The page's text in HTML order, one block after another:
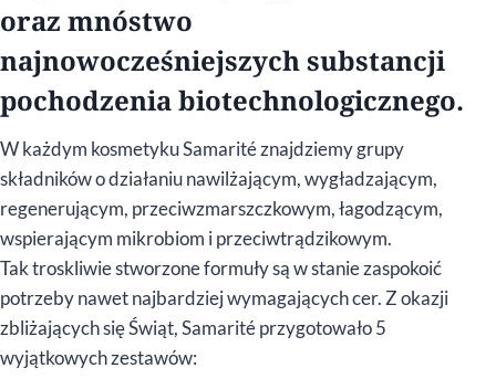
oraz mnóstwo
najnowocześniejszych substancji
pochodzenia biotechnologicznego.
W każdym kosmetyku Samarité znajdziemy grupy
składników o działaniu nawilżającym, wygładzającym,
regenerującym, przeciwzmarszczkowym, łagodzącym,
wspierającym mikrobiom i przeciwtrądzikowym.
Tak troskliwie stworzone formuły są w stanie zaspokoić
potrzeby nawet najbardziej wymagających cer. Z okazji
zbliżających się Świąt, Samarité przygotowało 5
wyjątkowych zestawów: